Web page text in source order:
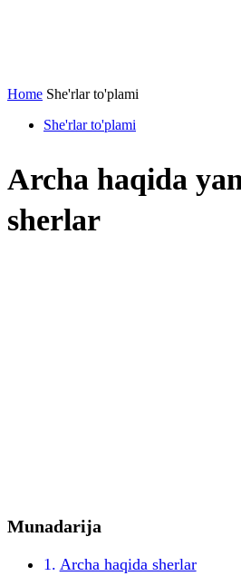
Home She'rlar to'plami
She'rlar to'plami
Archa haqida
sherlar
Munadarija
Archa haqida sherlar